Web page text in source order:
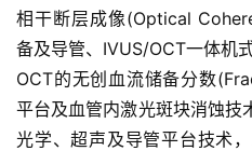
首
页
相干断层成像(Optical
备及导管、IVUS/OCT一体机
OCT的无创血流储备分数
平台及血管内激光斑块消蚀技
光学、超声及导管平台技术